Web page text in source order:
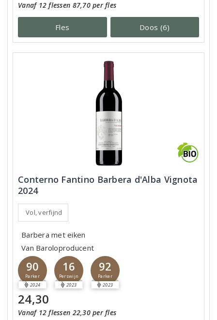
Vanaf 12 flessen 87,70 per fles
Fles Doos (6)
Conterno Fantino Barbera d'Alba Vignota
2024
Vol, verfijnd
Barbera met eiken
Van Baroloproducent
90
Parker
2024
16
Perswijn
2023
92
Parker
2023
24,30
Vanaf 12 flessen 22,30 per fles